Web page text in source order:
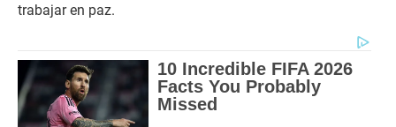
trabajar en paz.